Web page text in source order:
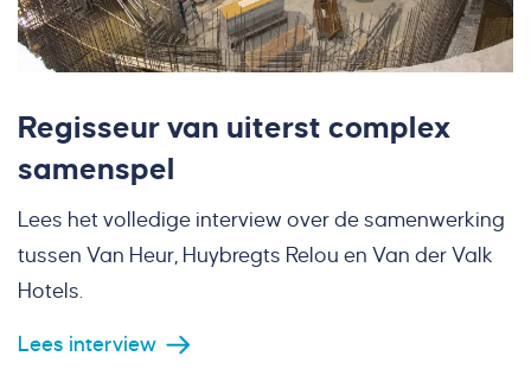
Regisseur van uiterst complex
samenspel
Lees het volledige interview over de samenwerking
tussen Van Heur, Huybregts Relou en Van der Valk
Hotels.
Lees interview